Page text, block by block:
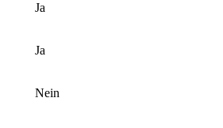
Ja
Ja
Nein